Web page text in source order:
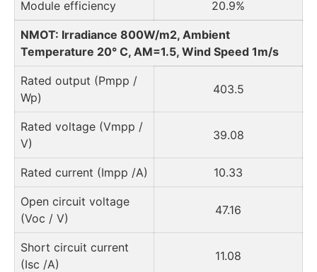
Module efficiency 20.9%
NMOT: Irradiance 800W/m2, Ambient
Temperature 20° C, AM=1.5, Wind Speed 1m/s
Rated output (Pmpp /
Wp)
403.5
Rated voltage (Vmpp /
V)
39.08
Rated current (Impp /A) 10.33
Open circuit voltage
(Voc / V)
47.16
Short circuit current
(Isc /A)
11.08